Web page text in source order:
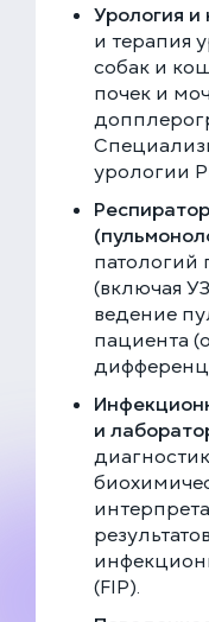
Урология и
и терапия
собак и
почек и
урологии
патологий
(включая
ведение
пациента
и
(FIP).